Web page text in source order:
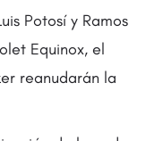
Potosí y Ramos
Equinox, el
reanudarán la